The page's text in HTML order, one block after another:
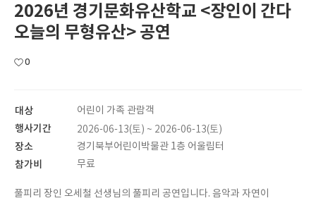
2026년 경기문화유산학교 <장인이 간다
오늘의 무형유산> 공연
0
대상 어린이 가족 관람객
행사기간 2026-06-13(토) ~ 2026-06-13(토)
장소 경기북부어린이박물관 1층 어울림터
참가비 무료
풀피리 장인 오세철 선생님의 풀피리 공연입니다. 음악과 자연이